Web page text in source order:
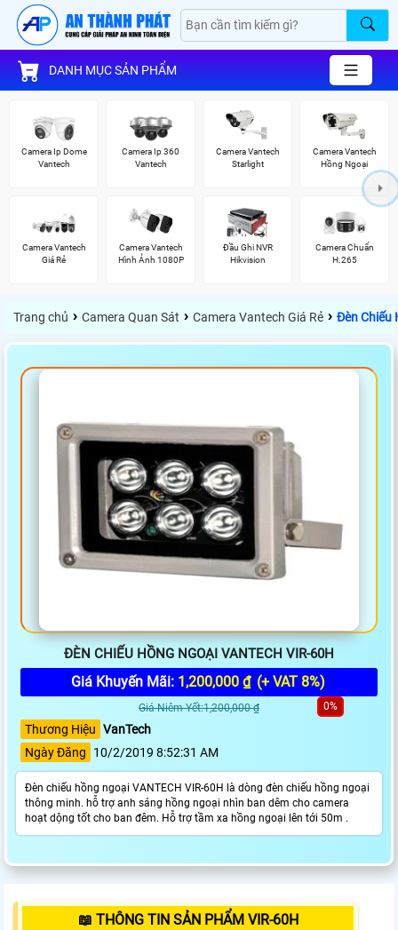
DANH MỤC SẢN PHẨM
Camera Ip Dome
Vantech
Camera Ip 360
Vantech
Camera Vantech
Starlight
Camera Vantech
Hồng Ngoại
Camera Vantech
Giá Rẻ
Camera Vantech
Hình Ảnh 1080P
Đầu Ghi NVR
Hikvision
Camera Chuẩn
H.265
Trang chủ › Camera Quan Sát › Camera Vantech Giá Rẻ › Đèn Chiếu
ĐÈN CHIẾU HỒNG NGOẠI VANTECH VIR-60H
Giá Khuyến Mãi: 1,200,000 ₫ (+ VAT 8%)
Giá Niêm Yết:1,200,000 ₫ 0%
Thương Hiệu VanTech
Ngày Đăng
10/2/2019 8:52:31 AM
Đèn chiếu hồng ngoại VANTECH VIR-60H là dòng đèn chiếu hồng ngoại
thông minh. hỗ trợ anh sáng hồng ngoại nhìn ban dêm cho camera
hoạt dộng tốt cho ban đêm. Hỗ trợ tầm xa hồng ngoại lên tới 50m .
📖 THÔNG TIN SẢN PHẨM VIR-60H